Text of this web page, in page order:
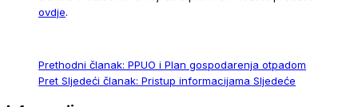
ovdje.
Prethodni članak: PPUO i Plan gospodarenja otpadom
Pret Sljedeći članak: Pristup informacijama Sljedeće